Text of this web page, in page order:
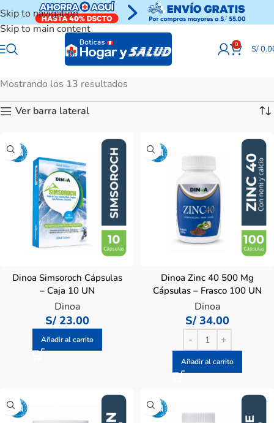
Skip to navigation
Skip to main content
0 S/
Mostrando los 13 resultados
Ver barra lateral
Dinoa Simsoroch Cápsulas
– Caja 10 UN
Dinoa
S/23.00
Añadir al carrito
Dinoa Zinc 40 500 Mg
Cápsulas – Frasco 100 UN
Dinoa
S/34.00
Añadir al carrito